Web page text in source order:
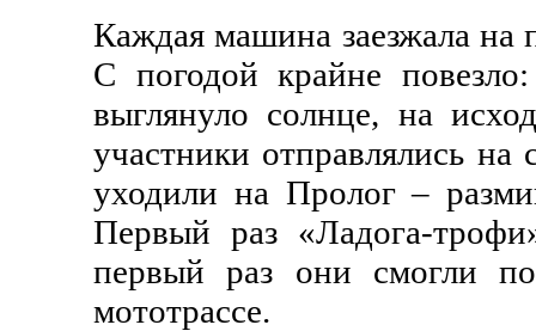
Каждая машина заезжала на
С погодой крайне
выглянуло солнце, на
участники отправлялись
уходили на Пролог –
Первый раз «Ладога-
первый раз они смогли
мототрассе.